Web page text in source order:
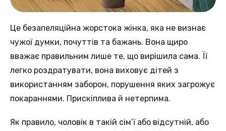
Це безапеляційна жорстока жінка, яка не визнає
чужої думки, почуттів та бажань. Вона щиро
вважає правильним лише те, що вирішила сама. Її
легко роздратувати, вона виховує дітей з
використанням заборон, порушення яких загрожує
покараннями. Прискіплива й нетерпима.
Як правило, чоловік в такій сім’ї або відсутній, або